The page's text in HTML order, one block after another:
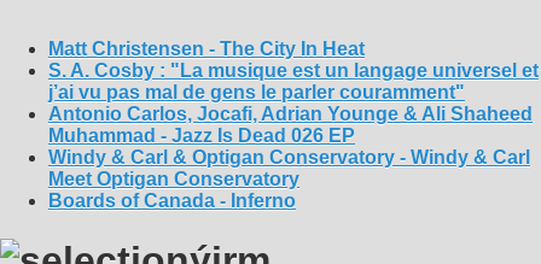
Matt Christensen - The City In Heat
S. A. Cosby : "La musique est un langage universel et
j’ai vu pas mal de gens le parler couramment"
Antonio Carlos, Jocafi, Adrian Younge & Ali Shaheed
Muhammad - Jazz Is Dead 026 EP
Windy & Carl & Optigan Conservatory - Windy & Carl
Meet Optigan Conservatory
Boards of Canada - Inferno